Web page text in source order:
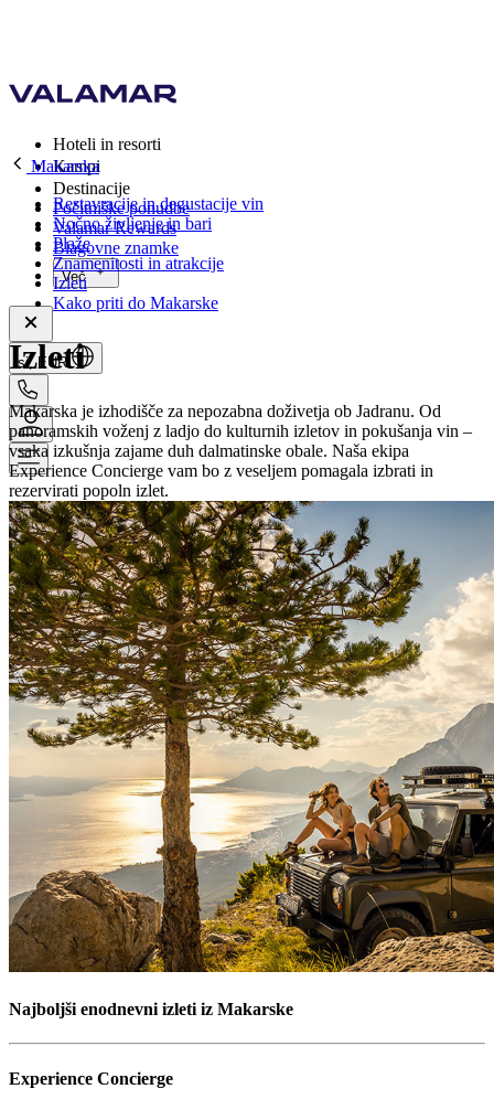
Hoteli in resorti
Kampi
Destinacije
Počitniške ponudbe
Valamar Rewards
Blagovne znamke
Več
si, EUR
Makarska
Restavracije in degustacije vin
Nočno življenje in bari
Plaže
Znamenitosti in atrakcije
Izleti
Kako priti do Makarske
Izleti
Makarska je izhodišče za nepozabna doživetja ob Jadranu. Od
panoramskih voženj z ladjo do kulturnih izletov in pokušanja vin –
vsaka izkušnja zajame duh dalmatinske obale. Naša ekipa
Experience Concierge vam bo z veseljem pomagala izbrati in
rezervirati popoln izlet.
Najboljši enodnevni izleti iz Makarske
Experience Concierge